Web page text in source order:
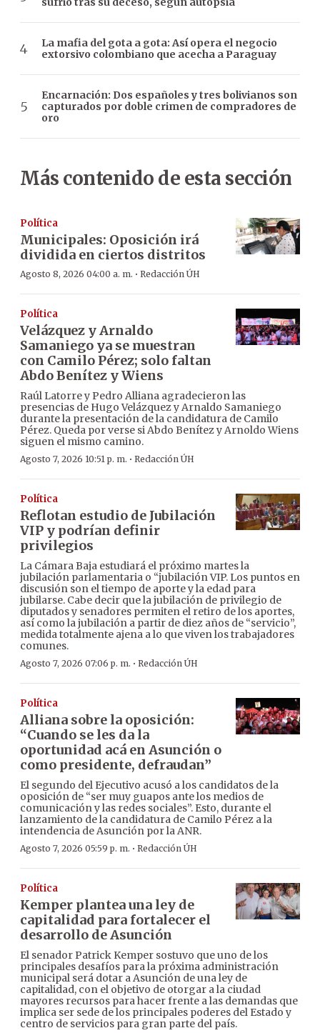
La mafia del gota a gota: Así opera el negocio
extorsivo colombiano que acecha a Paraguay
Encarnación: Dos españoles y tres bolivianos son
capturados por doble crimen de compradores de
oro
Más contenido de esta sección
Política
Municipales: Oposición irá
dividida en ciertos distritos
Agosto 8, 2026 04:00 a. m. · Redacción ÚH
Política
Velázquez y Arnaldo
Samaniego ya se muestran
con Camilo Pérez; solo faltan
Abdo Benítez y Wiens
Raúl Latorre y Pedro Alliana agradecieron las
presencias de Hugo Velázquez y Arnaldo Samaniego
durante la presentación de la candidatura de Camilo
Pérez. Queda por verse si Abdo Benítez y Arnoldo Wiens
siguen el mismo camino.
Agosto 7, 2026 10:51 p. m. · Redacción ÚH
Política
Reflotan estudio de Jubilación
VIP y podrían definir
privilegios
La Cámara Baja estudiará el próximo martes la
jubilación parlamentaria o “jubilación VIP. Los puntos en
discusión son el tiempo de aporte y la edad para
jubilarse. Cabe decir que la jubilación de privilegio de
diputados y senadores permiten el retiro de los aportes,
así como la jubilación a partir de diez años de “servicio”,
medida totalmente ajena a lo que viven los trabajadores
comunes.
Agosto 7, 2026 07:06 p. m. · Redacción ÚH
Política
Alliana sobre la oposición:
“Cuando se les da la
oportunidad acá en Asunción o
como presidente, defraudan”
El segundo del Ejecutivo acusó a los candidatos de la
oposición de “ser muy guapos ante los medios de
comunicación y las redes sociales”. Esto, durante el
lanzamiento de la candidatura de Camilo Pérez a la
intendencia de Asunción por la ANR.
Agosto 7, 2026 05:59 p. m. · Redacción ÚH
Política
Kemper plantea una ley de
capitalidad para fortalecer el
desarrollo de Asunción
El senador Patrick Kemper sostuvo que uno de los
principales desafíos para la próxima administración
municipal será dotar a Asunción de una ley de
capitalidad, con el objetivo de otorgar a la ciudad
mayores recursos para hacer frente a las demandas que
implica ser sede de los principales poderes del Estado y
centro de servicios para gran parte del país.